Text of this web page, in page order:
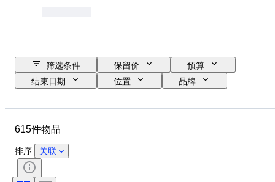
筛选条件 保留价
预算
结束日期
位置
品牌
款式
时代
615件物品
排序 关联